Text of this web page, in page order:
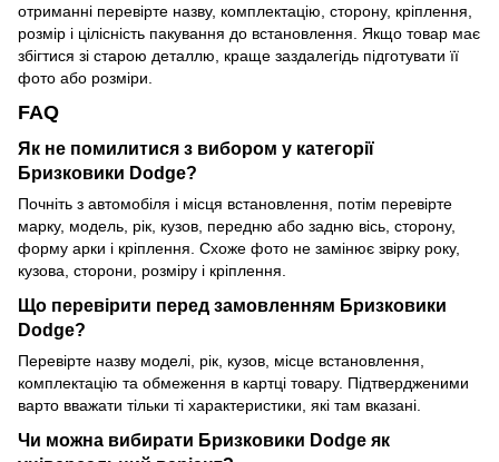
отриманні перевірте назву, комплектацію, сторону, кріплення,
розмір і цілісність пакування до встановлення. Якщо товар має
збігтися зі старою деталлю, краще заздалегідь підготувати її
фото або розміри.
FAQ
Як не помилитися з вибором у категорії
Бризковики Dodge?
Почніть з автомобіля і місця встановлення, потім перевірте
марку, модель, рік, кузов, передню або задню вісь, сторону,
форму арки і кріплення. Схоже фото не замінює звірку року,
кузова, сторони, розміру і кріплення.
Що перевірити перед замовленням Бризковики
Dodge?
Перевірте назву моделі, рік, кузов, місце встановлення,
комплектацію та обмеження в картці товару. Підтвердженими
варто вважати тільки ті характеристики, які там вказані.
Чи можна вибирати Бризковики Dodge як